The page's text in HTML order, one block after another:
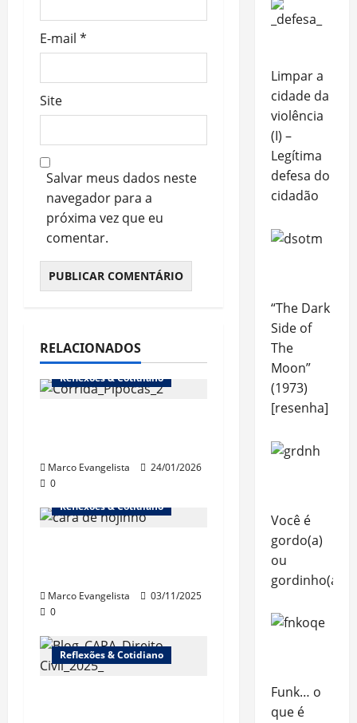
E-mail *
Site
Salvar meus dados neste
navegador para a
próxima vez que eu
comentar.
RELACIONADOS
Reflexões & Cotidiano
Marco Evangelista
24/01/2026
0
Reflexões & Cotidiano
Marco Evangelista
03/11/2025
0
Reflexões & Cotidiano
Limpar a
cidade da
violência
(I) –
Legítima
defesa do
cidadão
“The Dark
Side of
The
Moon”
(1973)
[resenha]
Você é
gordo(a)
ou
gordinho(a)?
Funk… o
que é